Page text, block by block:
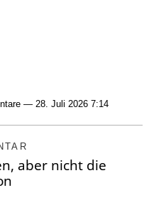
— 28. Juli 2026 7:14
aber nicht die